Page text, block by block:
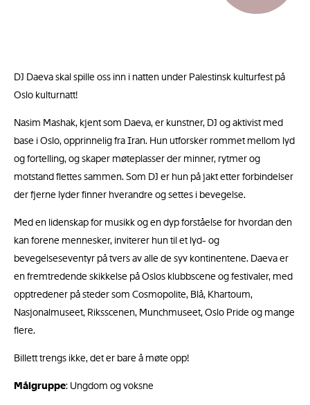
DJ Daeva skal spille oss inn i natten under Palestinsk kulturfest på
Oslo kulturnatt!
Nasim Mashak, kjent som Daeva, er kunstner, DJ og aktivist med
base i Oslo, opprinnelig fra Iran. Hun utforsker rommet mellom lyd
og fortelling, og skaper møteplasser der minner, rytmer og
motstand flettes sammen. Som DJ er hun på jakt etter forbindelser
der fjerne lyder finner hverandre og settes i bevegelse.
Med en lidenskap for musikk og en dyp forståelse for hvordan den
kan forene mennesker, inviterer hun til et lyd- og
bevegelseseventyr på tvers av alle de syv kontinentene. Daeva er
en fremtredende skikkelse på Oslos klubbscene og festivaler, med
opptredener på steder som Cosmopolite, Blå, Khartoum,
Nasjonalmuseet, Riksscenen, Munchmuseet, Oslo Pride og mange
flere.
Billett trengs ikke, det er bare å møte opp!
Målgruppe: Ungdom og voksne